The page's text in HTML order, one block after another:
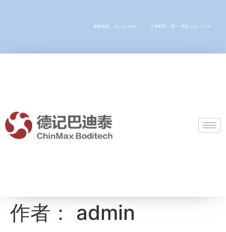
服务热线：400 820 7848 工作时间：周一~周五 9:00 – 17:30
作者： admin